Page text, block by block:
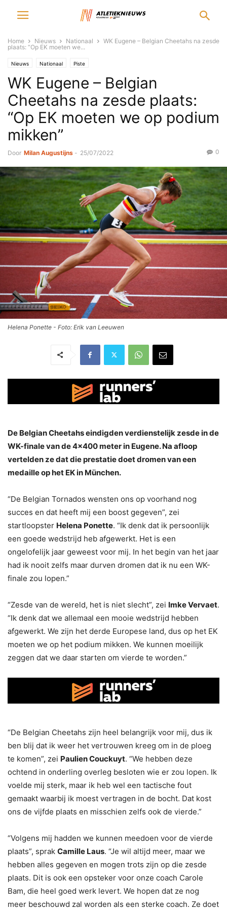
Home Nieuws Nationaal
WK Eugene – Belgian Cheetahs na zesde
plaats: “Op EK moeten we...
Nieuws Nationaal Piste
WK Eugene – Belgian
Cheetahs na zesde plaats:
“Op EK moeten we op podium
mikken”
Door Milan Augustijns - 25/07/2022 0
Helena Ponette - Foto: Erik van Leeuwen
De Belgian Cheetahs eindigden verdienstelijk zesde in de
WK-finale van de 4×400 meter in Eugene. Na afloop
vertelden ze dat die prestatie doet dromen van een
medaille op het EK in München.
“De Belgian Tornados wensten ons op voorhand nog
succes en dat heeft mij een boost gegeven”, zei
startloopster Helena Ponette. “Ik denk dat ik persoonlijk
een goede wedstrijd heb afgewerkt. Het is een
ongelofelijk jaar geweest voor mij. In het begin van het jaar
had ik nooit zelfs maar durven dromen dat ik nu een WK-
finale zou lopen.”
“Zesde van de wereld, het is niet slecht”, zei Imke Vervaet.
“Ik denk dat we allemaal een mooie wedstrijd hebben
afgewerkt. We zijn het derde Europese land, dus op het EK
moeten we op het podium mikken. We kunnen moeilijk
zeggen dat we daar starten om vierde te worden.”
“De Belgian Cheetahs zijn heel belangrijk voor mij, dus ik
ben blij dat ik weer het vertrouwen kreeg om in de ploeg
te komen”, zei Paulien Couckuyt. “We hebben deze
ochtend in onderling overleg besloten wie er zou lopen. Ik
voelde mij sterk, maar ik heb wel een tactische fout
gemaakt waarbij ik moest vertragen in de bocht. Dat kost
ons de vijfde plaats en misschien zelfs ook de vierde.”
“Volgens mij hadden we kunnen meedoen voor de vierde
plaats”, sprak Camille Laus. “Je wil altijd meer, maar we
hebben alles gegeven en mogen trots zijn op die zesde
plaats. Dit is ook een opsteker voor onze coach Carole
Bam, die heel goed werk levert. We hopen dat ze nog
meer beschouwd zal worden als een sterke coach. Ze doet